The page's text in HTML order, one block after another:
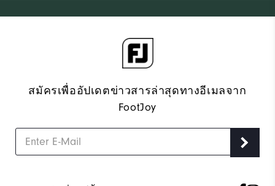
สมัครเพื่ออัปเดตข่าวสารล่าสุดทางอีเมลจาก
FootJoy